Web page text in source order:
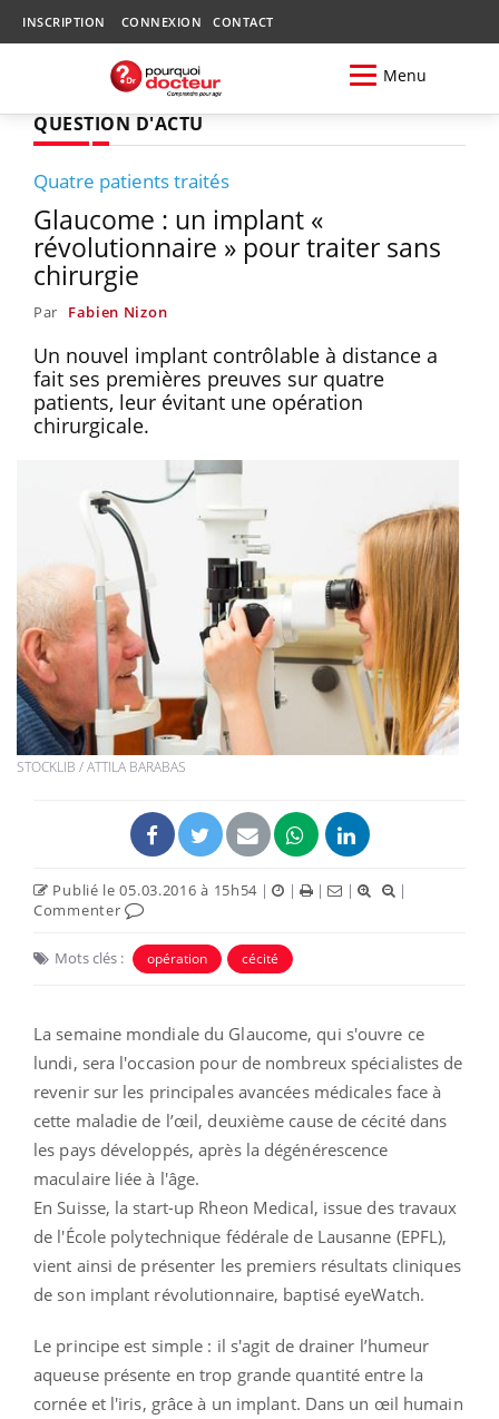
INSCRIPTION CONNEXION CONTACT
Menu
QUESTION D'ACTU
Quatre patients traités
Glaucome : un implant «
révolutionnaire » pour traiter sans
chirurgie
Par Fabien Nizon
Un nouvel implant contrôlable à distance a
fait ses premières preuves sur quatre
patients, leur évitant une opération
chirurgicale.
STOCKLIB / ATTILA BARABAS
Publié le 05.03.2016 à 15h54 | | | |
|
Commenter
Mots clés : opération cécité
La semaine mondiale du Glaucome, qui s'ouvre ce
lundi, sera l'occasion pour de nombreux spécialistes de
revenir sur les principales avancées médicales face à
cette maladie de l’œil, deuxième cause de cécité dans
les pays développés, après la dégénérescence
maculaire liée à l'âge.
En Suisse, la start-up Rheon Medical, issue des travaux
de l'École polytechnique fédérale de Lausanne (EPFL),
vient ainsi de présenter les premiers résultats cliniques
de son implant révolutionnaire, baptisé eyeWatch.
Le principe est simple : il s'agit de drainer l’humeur
aqueuse présente en trop grande quantité entre la
cornée et l'iris, grâce à un implant. Dans un œil humain